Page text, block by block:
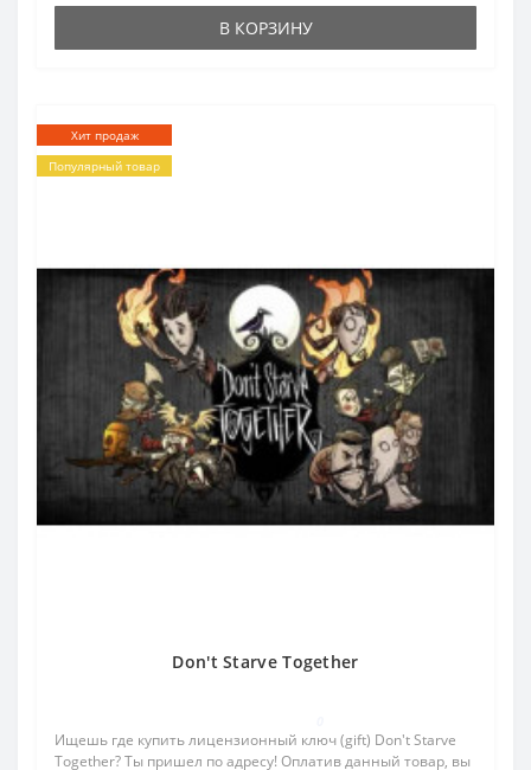
В КОРЗИНУ
Хит продаж
Популярный товар
Don't Starve Together
Ищешь где купить лицензионный ключ (gift) Don't Starve
Together? Ты пришел по адресу! Оплатив данный товар, вы